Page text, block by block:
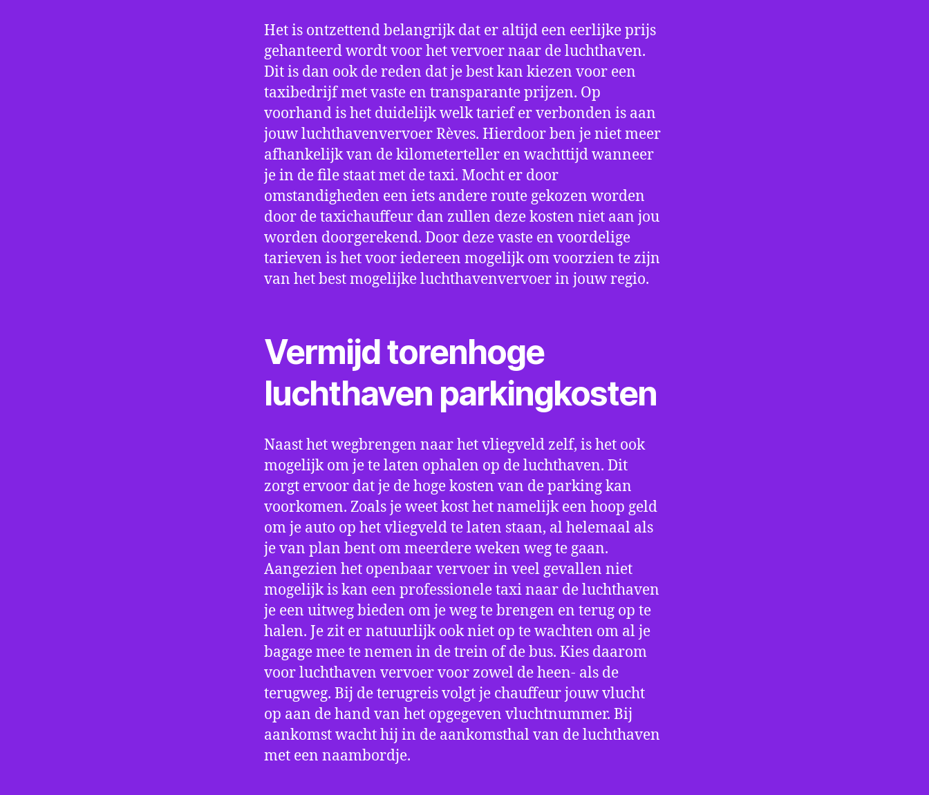
Het is ontzettend belangrijk dat er altijd een eerlijke prijs
gehanteerd wordt voor het vervoer naar de luchthaven.
Dit is dan ook de reden dat je best kan kiezen voor een
taxibedrijf met vaste en transparante prijzen. Op
voorhand is het duidelijk welk tarief er verbonden is aan
jouw luchthavenvervoer Rèves. Hierdoor ben je niet meer
afhankelijk van de kilometerteller en wachttijd wanneer
je in de file staat met de taxi. Mocht er door
omstandigheden een iets andere route gekozen worden
door de taxichauffeur dan zullen deze kosten niet aan jou
worden doorgerekend. Door deze vaste en voordelige
tarieven is het voor iedereen mogelijk om voorzien te zijn
van het best mogelijke luchthavenvervoer in jouw regio.
Vermijd torenhoge
luchthaven parkingkosten
Naast het wegbrengen naar het vliegveld zelf, is het ook
mogelijk om je te laten ophalen op de luchthaven. Dit
zorgt ervoor dat je de hoge kosten van de parking kan
voorkomen. Zoals je weet kost het namelijk een hoop geld
om je auto op het vliegveld te laten staan, al helemaal als
je van plan bent om meerdere weken weg te gaan.
Aangezien het openbaar vervoer in veel gevallen niet
mogelijk is kan een professionele taxi naar de luchthaven
je een uitweg bieden om je weg te brengen en terug op te
halen. Je zit er natuurlijk ook niet op te wachten om al je
bagage mee te nemen in de trein of de bus. Kies daarom
voor luchthaven vervoer voor zowel de heen- als de
terugweg. Bij de terugreis volgt je chauffeur jouw vlucht
op aan de hand van het opgegeven vluchtnummer. Bij
aankomst wacht hij in de aankomsthal van de luchthaven
met een naambordje.